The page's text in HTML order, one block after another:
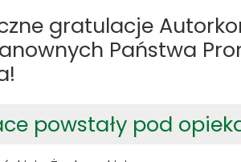
gratulacje
Państwa
powstały pod